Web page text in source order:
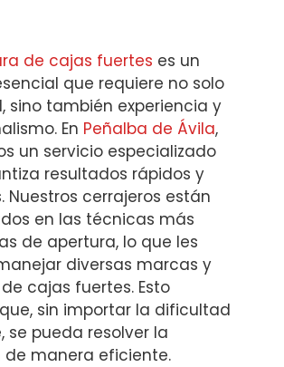
de cajas fuertes es un
que requiere no solo
sino también experiencia y
En Peñalba de Ávila,
un servicio especializado
resultados rápidos y
Nuestros cerrajeros están
en las técnicas más
de apertura, lo que les
diversas marcas y
cajas fuertes. Esto
sin importar la dificultad
se pueda resolver la
de manera eficiente.